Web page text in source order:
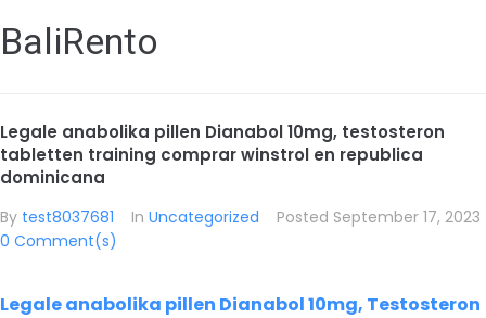
BaliRento
Legale anabolika pillen Dianabol 10mg, testosteron
tabletten training comprar winstrol en republica
dominicana
By test8037681 In Uncategorized Posted September 17, 2023
0 Comment(s)
Legale anabolika pillen Dianabol 10mg, Testosteron